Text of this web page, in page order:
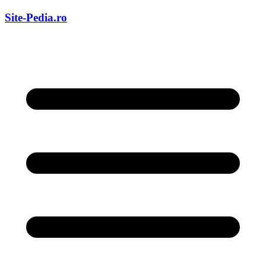
Skip
Site-Pedia.ro